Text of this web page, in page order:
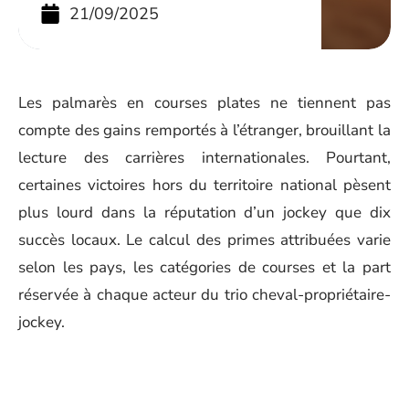
21/09/2025
Les palmarès en courses plates ne tiennent pas
compte des gains remportés à l’étranger, brouillant la
lecture des carrières internationales. Pourtant,
certaines victoires hors du territoire national pèsent
plus lourd dans la réputation d’un jockey que dix
succès locaux. Le calcul des primes attribuées varie
selon les pays, les catégories de courses et la part
réservée à chaque acteur du trio cheval-propriétaire-
jockey.